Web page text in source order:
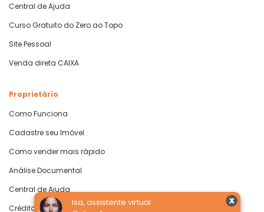
Isa, assistente virtual
Central de Ajuda
Curso Gratuito do Zero ao Topo
Site Pessoal
Venda direta CAIXA
Proprietário
Como Funciona
Cadastre seu Imóvel
Como vender mais rápido
Análise Documental
Central de Ajuda
Crédito com Garantia de Imóvel